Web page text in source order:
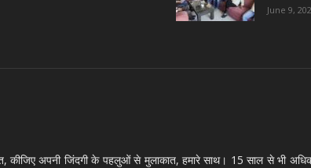
June 9,
कीजिए अपनी जिंदगी के पहलुओं से मुलाकात, हमारे साथ। 15 साल से भी